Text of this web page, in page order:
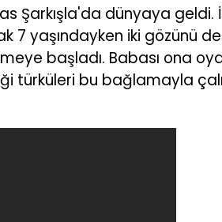
Şarkışla'da dünyaya
7 yaşındayken iki gözünü
başladı. Babası ona
türküleri bu bağlamayla